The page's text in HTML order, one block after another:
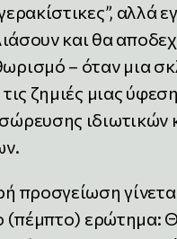
αλλά
και θα
– όταν μια
ζημιές μιας
προσγείωση
(πέμπτο) ερώτημα: